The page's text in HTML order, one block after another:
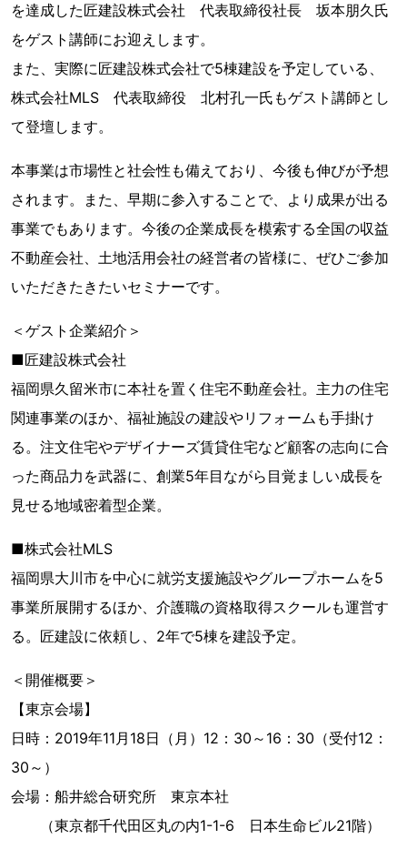
を達成した匠建設株式会社 代表取締役社長 坂本朋久氏
をゲスト講師にお迎えします。
また、実際に匠建設株式会社で5棟建設を予定している、
株式会社MLS 代表取締役 北村孔一氏もゲスト講師とし
て登壇します。
本事業は市場性と社会性も備えており、今後も伸びが予想
されます。また、早期に参入することで、より成果が出る
事業でもあります。今後の企業成長を模索する全国の収益
不動産会社、土地活用会社の経営者の皆様に、ぜひご参加
いただきたきたいセミナーです。
＜ゲスト企業紹介＞
■匠建設株式会社
福岡県久留米市に本社を置く住宅不動産会社。主力の住宅
関連事業のほか、福祉施設の建設やリフォームも手掛け
る。注文住宅やデザイナーズ賃貸住宅など顧客の志向に合
った商品力を武器に、創業5年目ながら目覚ましい成長を
見せる地域密着型企業。
■株式会社MLS
福岡県大川市を中心に就労支援施設やグループホームを5
事業所展開するほか、介護職の資格取得スクールも運営す
る。匠建設に依頼し、2年で5棟を建設予定。
＜開催概要＞
【東京会場】
日時：2019年11月18日（月）12：30～16：30（受付12：
30～）
会場：船井総合研究所 東京本社
（東京都千代田区丸の内1-1-6 日本生命ビル21階）